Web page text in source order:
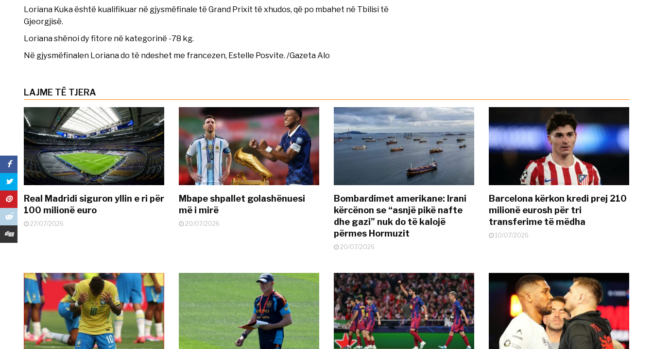
Loriana Kuka është kualifikuar në gjysmëfinale të Grand Prixit të xhudos, që po mbahet në Tbilisi të
Gjeorgjisë.
Loriana shënoi dy fitore në kategorinë -78 kg.
Në gjysmëfinalen Loriana do të ndeshet me francezen, Estelle Posvite. /Gazeta Alo
LAJME TË TJERA
Real Madridi siguron yllin e ri për
100 milionë euro
27/07/2026
Mbape shpallet golashënuesi
më i mirë
20/07/2026
Bombardimet amerikane: Irani
kërcënon se “asnjë pikë nafte
dhe gazi” nuk do të kalojë
përmes Hormuzit
20/07/2026
Barcelona kërkon kredi prej 210
milionë eurosh për tri
transferime të mëdha
10/07/2026